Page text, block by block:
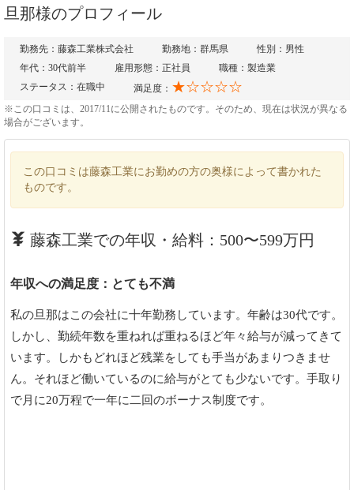
旦那様のプロフィール
勤務先：藤森工業株式会社 勤務地：群馬県
性別：男性
年代：30代前半
雇用形態：正社員
職種：製造業
ステータス：在職中
満足度： ★☆☆☆☆
※この口コミは、2017/11に公開されたものです。そのため、現在は状況が異なる
場合がございます。
この口コミは藤森工業にお勤めの方の奥様によって書かれた
ものです。
藤森工業での年収・給料：500〜599万円
年収への満足度：とても不満
私の旦那はこの会社に十年勤務しています。年齢は30代です。
しかし、勤続年数を重ねれば重ねるほど年々給与が減ってきて
います。しかもどれほど残業をしても手当があまりつきませ
ん。それほど働いているのに給与がとても少ないです。手取り
で月に20万程で一年に二回のボーナス制度です。